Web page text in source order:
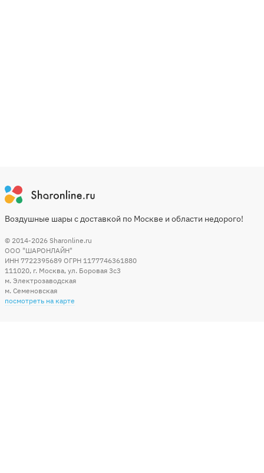
Воздушные шары с доставкой по Москве и области недорого!
© 2014-2026 Sharonline.ru
ООО "ШАРОНЛАЙН"
ИНН 7722395689 ОГРН 1177746361880
111020, г. Москва, ул. Боровая 3c3
м. Электрозаводская
м. Семеновская
посмотреть на карте